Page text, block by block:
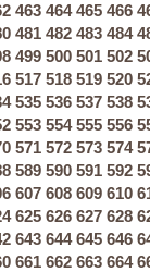
463 464 465 466
481 482 483 484
499 500 501 502
517 518 519 520
535 536 537 538
553 554 555 556
571 572 573 574
589 590 591 592
607 608 609 610
625 626 627 628
643 644 645 646
661 662 663 664